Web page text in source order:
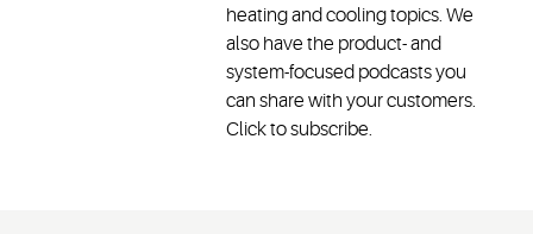
heating and cooling topics. We
also have the product- and
system-focused podcasts you
can share with your customers.
Click to subscribe.